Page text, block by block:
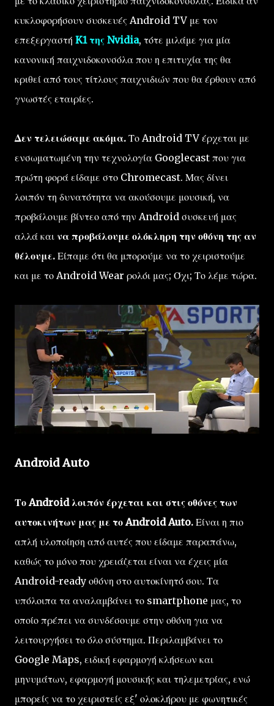
κυκλοφορήσουν συσκευές Android TV με τον
επεξεργαστή K1 της Nvidia, τότε μιλάμε για μία
κανονική παιχνιδοκονσόλα που η επιτυχία της θα
κριθεί από τους τίτλους παιχνιδιών που θα έρθουν από
γνωστές εταιρίες.
Δεν τελειώσαμε ακόμα. Το Android TV έρχεται με
ενσωματωμένη την τεχνολογία Googlecast που για
πρώτη φορά είδαμε στο Chromecast. Μας δίνει
λοιπόν τη δυνατότητα να ακούσουμε μουσική, να
προβάλουμε βίντεο από την Android συσκευή μας
αλλά και να προβάλουμε ολόκληρη την οθόνη της αν
θέλουμε. Είπαμε ότι θα μπορούμε να το χειριστούμε
και με το Android Wear ρολόι μας; Όχι; Το λέμε τώρα.
Android Auto
Το Android λοιπόν έρχεται και στις οθόνες των
αυτοκινήτων μας με το Android Auto. Είναι η πιο
απλή υλοποίηση από αυτές που είδαμε παραπάνω,
καθώς το μόνο που χρειάζεται είναι να έχεις μία
Android-ready οθόνη στο αυτοκίνητό σου. Τα
υπόλοιπα τα αναλαμβάνει το smartphone μας, το
οποίο πρέπει να συνδέσουμε στην οθόνη για να
λειτουργήσει το όλο σύστημα. Περιλαμβάνει το
Google Maps, ειδική εφαρμογή κλήσεων και
μηνυμάτων, εφαρμογή μουσικής και τηλεμετρίας, ενώ
μπορείς να το χειριστείς εξ' ολοκλήρου με φωνητικές